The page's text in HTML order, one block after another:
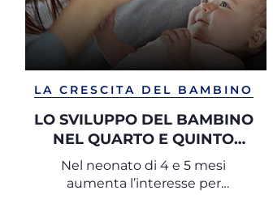
LA CRESCITA DEL BAMBINO
LO SVILUPPO DEL BAMBINO
NEL QUARTO E QUINTO
MESE
Nel neonato di 4 e 5 mesi
aumenta l’interesse per